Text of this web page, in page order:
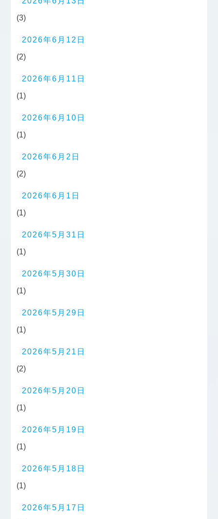
(3)
2026年6月12日
(2)
2026年6月11日
(1)
2026年6月10日
(1)
2026年6月2日
(2)
2026年6月1日
(1)
2026年5月31日
(1)
2026年5月30日
(1)
2026年5月29日
(1)
2026年5月21日
(2)
2026年5月20日
(1)
2026年5月19日
(1)
2026年5月18日
(1)
2026年5月17日